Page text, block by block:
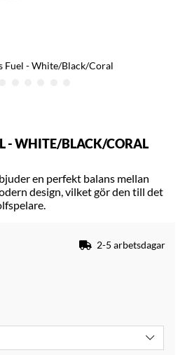
Fuel - White/Black/Coral
- WHITE/BLACK/CORAL
en perfekt balans mellan
design, vilket gör den till det
2-5 arbetsdagar